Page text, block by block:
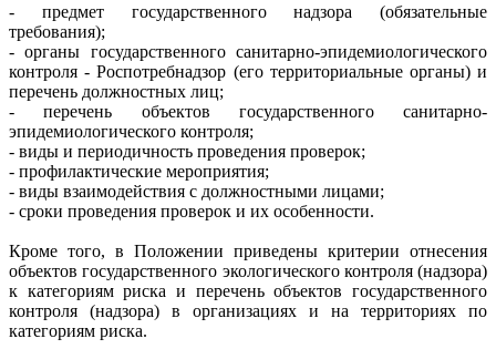
- предмет государственного надзора (обязательные
требования);
- органы государственного санитарно-эпидемиологического
контроля - Роспотребнадзор (его территориальные органы) и
перечень должностных лиц;
- перечень объектов государственного санитарно-
эпидемиологического контроля;
- виды и периодичность проведения проверок;
- профилактические мероприятия;
- виды взаимодействия с должностными лицами;
- сроки проведения проверок и их особенности.
Кроме того, в Положении приведены критерии отнесения
объектов государственного экологического контроля (надзора)
к категориям риска и перечень объектов государственного
контроля (надзора) в организациях и на территориях по
категориям риска.